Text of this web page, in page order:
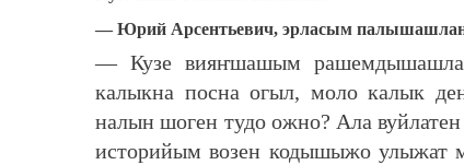
— Юрий Арсентьевич, эрласым
— Кузе вияҥшашым
калыкна посна огыл, моло калык
налын шоген тудо ожно? Ала
историйым возен кодышыжо улыжат